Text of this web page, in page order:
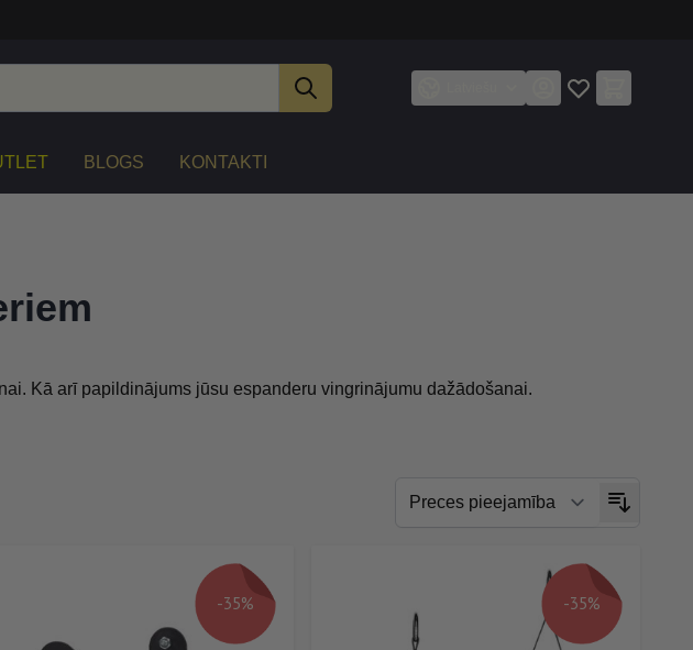
BLOGS KONTAKTI
Kā arī papildinājums jūsu espanderu vingrinājumu dažādošanai.
-35% -35%